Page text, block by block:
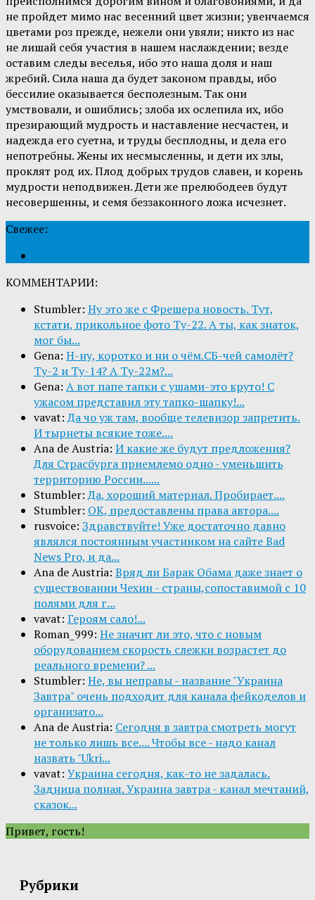
не пройдет мимо нас весенний цвет жизни; увенчаемся
цветами роз прежде, нежели они увяли; никто из нас
не лишай себя участия в нашем наслаждении; везде
оставим следы веселья, ибо это наша доля и наш
жребий. Сила наша да будет законом правды, ибо
бессилие оказывается бесполезным. Так они
умствовали, и ошиблись; злоба их ослепила их, ибо
презирающий мудрость и наставление несчастен, и
надежда его суетна, и труды бесплодны, и дела его
непотребны. Жены их несмысленны, и дети их злы,
проклят род их. Плод добрых трудов славен, и корень
мудрости неподвижен. Дети же прелюбодеев будут
несовершенны, и семя беззаконного ложа исчезнет.
Свежее:
КОММЕНТАРИИ:
Stumbler: Ну это же с Фрешера новость. Тут,
кстати, прикольное фото Ту-22. А ты, как знаток,
мог бы...
Gena: Н-ну, коротко и ни о чём.СБ-чей самолёт?
Ту-2 и Ту-14? А Ту-22м?...
Gena: А вот папе тапки с ушами-это круто! С
ужасом представил эту тапко-шапку!...
vavat:Да чо уж там, вообще телевизор запретить.
И тырнеты всякие тоже....
Ana de Austria: И какие же будут предложения?
Для Страсбурга приемлемо одно - уменьшить
территорию России......
Stumbler:Да, хороший материал. Пробирает....
Stumbler: ОК, предоставлены права автора....
rusvoice: Здравствуйте! Уже достаточно давно
являлся постоянным участником на сайте Bad
News Pro, и да...
Ana de Austria: Вряд ли Барак Обама даже знает о
существовании Чехии - страны,сопоставимой с 10
полями для г...
vavat: Героям сало!...
Roman_999: Не значит ли это, что с новым
оборудованием скорость слежки возрастет до
реального времени? ...
Stumbler: Не, вы неправы - название "Украина
Завтра" очень подходит для канала фейкоделов и
организато...
Ana de Austria: Сегодня в завтра смотреть могут
не только лишь все.... Чтобы все - надо канал
назвать "Ukri...
vavat: Украина сегодня, как-то не задалась.
Задница полная. Украина завтра - канал мечтаний,
сказок...
Привет, гость!
Рубрики